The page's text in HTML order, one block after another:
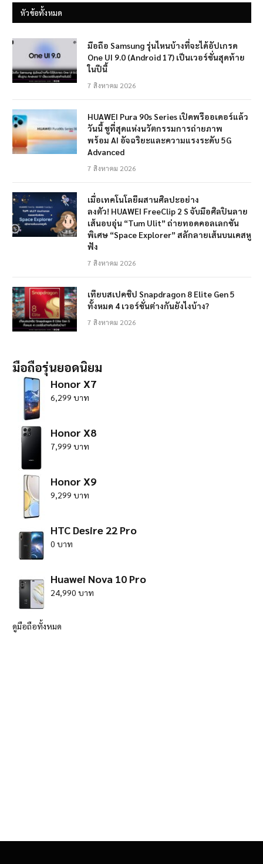
หัวข้อทั้งหมด
มือถือ Samsung รุ่นไหนบ้างที่จะได้อัปเกรด
One UI 9.0 (Android 17) เป็นเวอร์ชั่นสุดท้าย
ในปีนี้
7 สิงหาคม 2026
HUAWEI Pura 90s Series เปิดพรีออเดอร์แล้ว
วันนี้ ชูที่สุดแห่งนวัตกรรมการถ่ายภาพ
พร้อม AI อัจฉริยะและความแรงระดับ 5G
Advanced
7 สิงหาคม 2026
เมื่อเทคโนโลยีผสานศิลปะอย่าง
ลงตัว! HUAWEI FreeClip 2 S จับมือศิลปินลาย
เส้นอบอุ่น “Tum Ulit” ถ่ายทอดคอลเลกชัน
พิเศษ “Space Explorer” สลักลายเส้นบนเคสหู
ฟัง
7 สิงหาคม 2026
เทียบสเปคชิป Snapdragon 8 Elite Gen 5
ทั้งหมด 4 เวอร์ชั่นต่างกันยังไงบ้าง?
7 สิงหาคม 2026
มือถือรุ่นยอดนิยม
Honor X7
6,299 บาท
Honor X8
7,999 บาท
Honor X9
9,299 บาท
HTC Desire 22 Pro
0 บาท
Huawei Nova 10 Pro
24,990 บาท
ดูมือถือทั้งหมด